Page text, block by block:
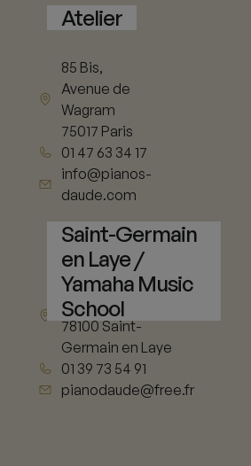
Atelier
85 Bis,
Avenue de
Wagram
75017 Paris
01 47 63 34 17
info@pianos-
daude.com
Saint-Germain
en Laye /
Yamaha Music
School
11 rue de Vieil
Abreuvoir
78100 Saint-
Germain en Laye
01 39 73 54 91
pianodaude@free.fr